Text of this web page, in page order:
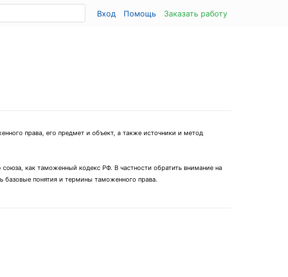
Вход Помощь Заказать работу
права, его предмет и объект, а также источники и метод
как таможенный кодекс РФ. В частности обратить внимание на
базовые понятия и термины таможенного права.